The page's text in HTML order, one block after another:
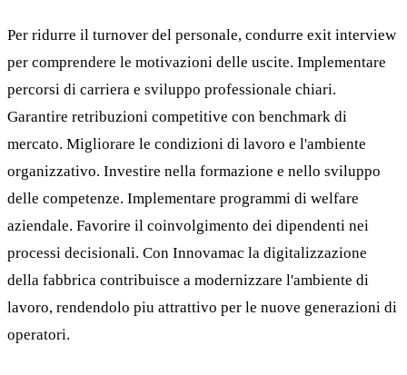
Per ridurre il turnover del personale, condurre exit interview
per comprendere le motivazioni delle uscite. Implementare
percorsi di carriera e sviluppo professionale chiari.
Garantire retribuzioni competitive con benchmark di
mercato. Migliorare le condizioni di lavoro e l'ambiente
organizzativo. Investire nella formazione e nello sviluppo
delle competenze. Implementare programmi di welfare
aziendale. Favorire il coinvolgimento dei dipendenti nei
processi decisionali. Con Innovamac la digitalizzazione
della fabbrica contribuisce a modernizzare l'ambiente di
lavoro, rendendolo piu attrattivo per le nuove generazioni di
operatori.